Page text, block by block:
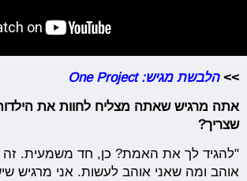
>>הלבשת מגיש: One Project
אתה מרגיש שאתה מצליח לחוות את
שצריך?
"להגיד לך את האמת? כן, חד משמעית.
אוהב ומה שאני אוהב לעשות. אני מרגיש